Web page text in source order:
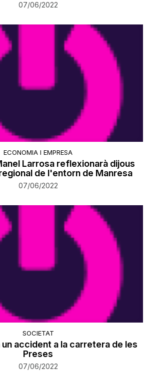
07/06/2022
ECONOMIA I EMPRESA
Larrosa reflexionarà dijous
de l'entorn de Manresa
07/06/2022
SOCIETAT
accident a la carretera de les
Preses
07/06/2022